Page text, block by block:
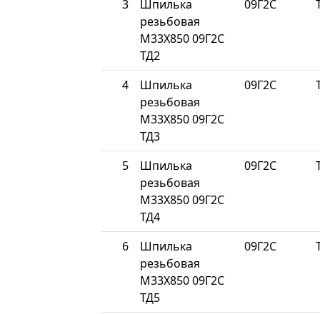
3
Шпилька
резьбовая
М33Х850 09Г2С
ТД2
09Г2С
4
Шпилька
резьбовая
М33Х850 09Г2С
ТД3
09Г2С
5
Шпилька
резьбовая
М33Х850 09Г2С
ТД4
09Г2С
6
Шпилька
резьбовая
М33Х850 09Г2С
ТД5
09Г2С